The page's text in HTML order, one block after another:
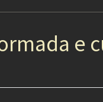
e